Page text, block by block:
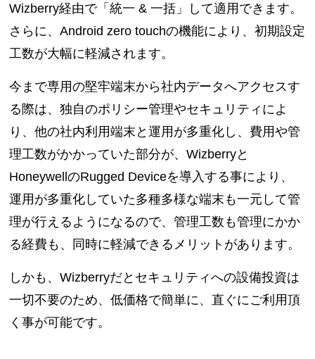
Wizberry経由で「統一 & 一括」して適用できます。
さらに、Android zero touchの機能により、初期設定
工数が大幅に軽減されます。
今まで専用の堅牢端末から社内データへアクセスす
る際は、独自のポリシー管理やセキュリティによ
り、他の社内利用端末と運用が多重化し、費用や管
理工数がかかっていた部分が、Wizberryと
HoneywellのRugged Deviceを導入する事により、
運用が多重化していた多種多様な端末も一元して管
理が行えるようになるので、管理工数も管理にかか
る経費も、同時に軽減できるメリットがあります。
しかも、Wizberryだとセキュリティへの設備投資は
一切不要のため、低価格で簡単に、直ぐにご利用頂
く事が可能です。